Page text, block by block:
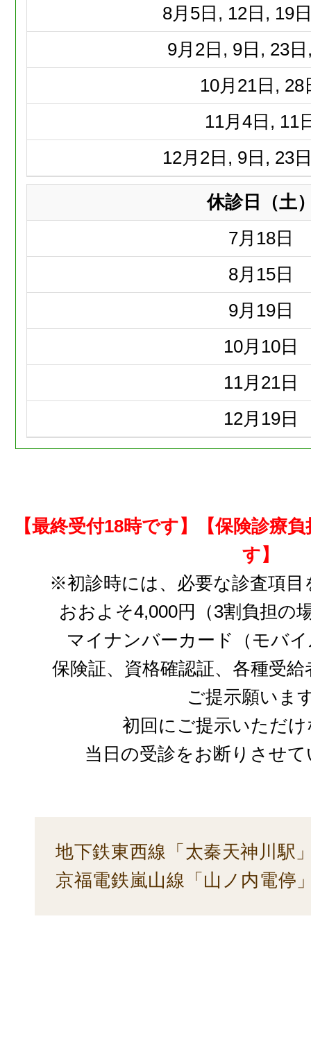
8月 5日, 12日, 19
9月 2日, 9日, 23
10月 21日, 28
11月 4日, 11
12月 2日, 9日, 23
休診日（土
7月 18日
8月 15日
9月 19日
10月 10日
11月 21日
12月 19日
【最終受付18時です】【保険診療
す】
※初診時には、必要な診査項
おおよそ4,000円（3割負担の
マイナンバーカード（モバ
保険証、資格確認証、各種受
ご提示願いま
初回にご提示いただ
当日の受診をお断りさせ
地下鉄東西線「太秦天神川駅
京福電鉄嵐山線「山ノ内電停